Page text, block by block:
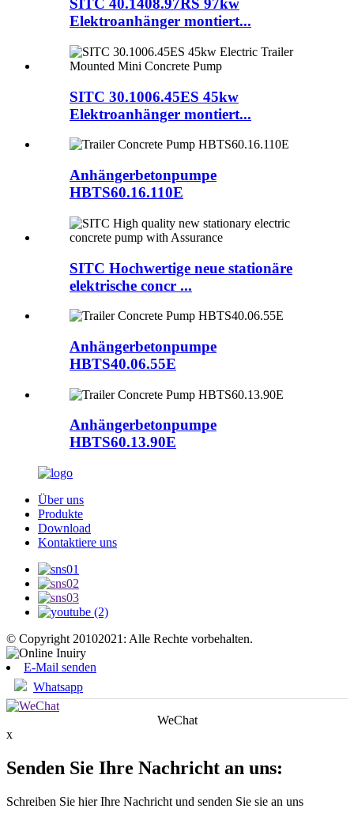
SITC 40.1408.97RS 97kw
Elektroanhänger montiert...
SITC 30.1006.45ES 45kw
Elektroanhänger montiert...
Anhängerbetonpumpe
HBTS60.16.110E
SITC Hochwertige neue stationäre
elektrische concr ...
Anhängerbetonpumpe
HBTS40.06.55E
Anhängerbetonpumpe
HBTS60.13.90E
Über uns
Produkte
Download
Kontaktiere uns
© Copyright 20102021: Alle Rechte vorbehalten.
E-Mail senden
Whatsapp
WeChat
x
Senden Sie Ihre Nachricht an uns:
Schreiben Sie hier Ihre Nachricht und senden Sie sie an uns